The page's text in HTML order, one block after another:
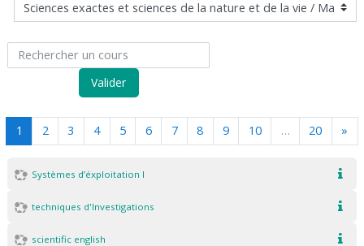
Valider
1 (actuel)
2 3 4 5 6 7 8 9 10 … 20 »
Systèmes d’éxploitation I
techniques d'Investigations
scientific english